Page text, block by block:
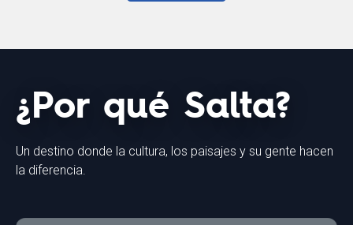
¿Por qué Salta?
Un destino donde la cultura, los paisajes y su gente hacen
la diferencia.